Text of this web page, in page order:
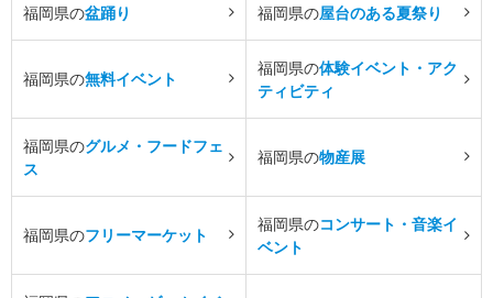
福岡県の盆踊り 福岡県の屋台のある夏祭り
福岡県の無料イベント
福岡県の体験イベント・アク
ティビティ
福岡県のグルメ・フードフェ
ス
福岡県の物産展
福岡県のフリーマーケット
福岡県のコンサート・音楽イ
ベント